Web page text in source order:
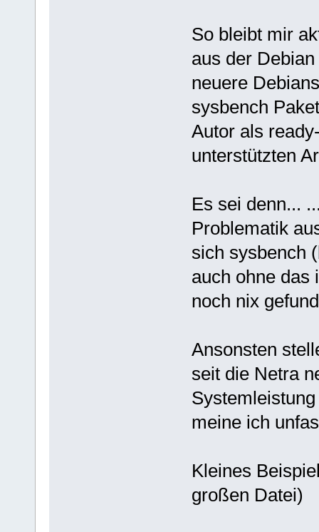
So bleibt mir
aus der
neuere
sysbench
Autor als
unterstützten
Es sei denn...
Problematik
sich sysbench
auch ohne das
noch nix
Ansonsten
seit die Netra
meine ich
Kleines
großen Datei)